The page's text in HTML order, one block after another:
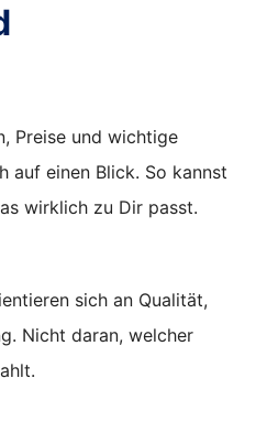
Preise und wichtige
auf einen Blick. So kannst
wirklich zu Dir passt.
sich an Qualität,
Nicht daran, welcher